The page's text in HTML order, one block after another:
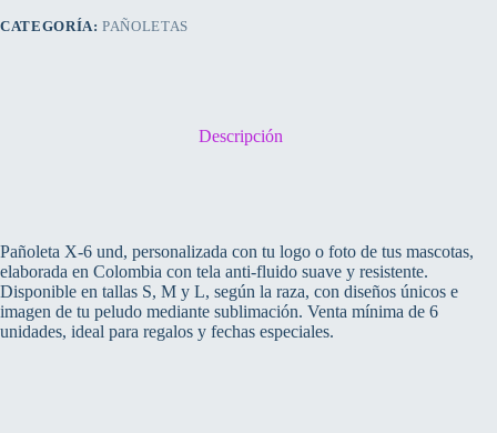
CATEGORÍA:PAÑOLETAS
Descripción
Pañoleta X-6 und, personalizada con tu logo o foto de tus mascotas,
elaborada en Colombia con tela anti-fluido suave y resistente.
Disponible en tallas S, M y L, según la raza, con diseños únicos e
imagen de tu peludo mediante sublimación. Venta mínima de 6
unidades, ideal para regalos y fechas especiales.